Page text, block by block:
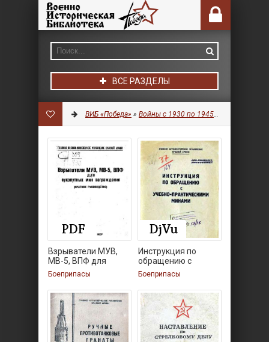
ВСЕ РАЗДЕЛЫ
ВИБ «Победа» » Войны с 1930 по 1945 гг.
Взрыватели МУВ,
МВ-5, ВПФ для
Боеприпасы
Инструкция по
обращению с
Боеприпасы